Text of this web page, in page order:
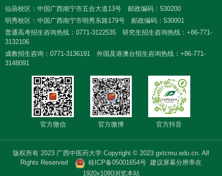
仙葫校区：中国广西南宁市五合大道13号
邮政编码：530200
明秀校区：中国广西南宁市明秀东路179号
邮政编码：530001
普通高考招生咨询热线：0771-3122535
研究生招生咨询热线：+86-771-
3132106
成教招生咨询：0771-3136191
外国及港澳台招生咨询热线：+86-771-
3148091
官方微信 官方微博 官方抖音
版权所有 2023 广西中医药大学 Copyright © 2023 gxtcmu.edu.cn. All
Rights Reserved
桂ICP备05001654号 建议屏幕分辨率在
1920x1080浏览本站